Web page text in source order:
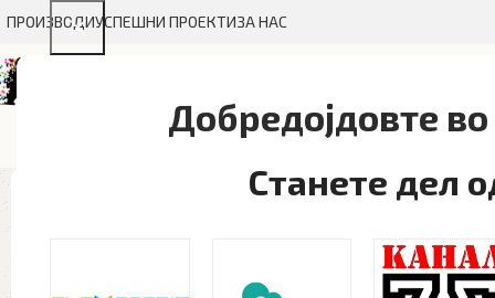
Добредојдовте
Станете дел
ПРОИЗВОДИУСПЕШНИ ПРОЕКТИЗА НАС
ГРАФИЧКИ ДИЗАЈН ТЕКСТИЛ МАЛ ФОРМАТ